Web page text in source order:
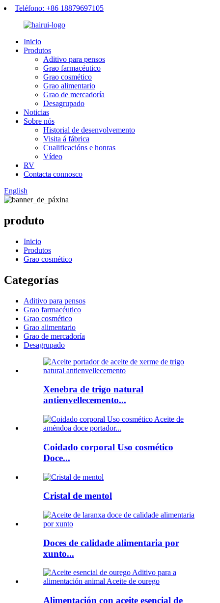
Teléfono: +86 18879697105
Inicio
Produtos
Aditivo para pensos
Grao farmacéutico
Grao cosmético
Grao alimentario
Grao de mercadoría
Desagrupado
Noticias
Sobre nós
Historial de desenvolvemento
Visita á fábrica
Cualificacións e honras
Vídeo
RV
Contacta connosco
English
produto
Inicio
Produtos
Grao cosmético
Categorías
Aditivo para pensos
Grao farmacéutico
Grao cosmético
Grao alimentario
Grao de mercadoría
Desagrupado
Xenebra de trigo natural
antienvellecemento...
Coidado corporal Uso cosmético
Doce...
Cristal de mentol
Doces de calidade alimentaria por
xunto...
Alimentación con aceite esencial de